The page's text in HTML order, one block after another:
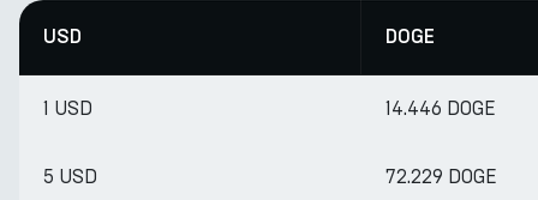
USD DOGE
1 USD 14.446 DOGE
5 USD 72.229 DOGE